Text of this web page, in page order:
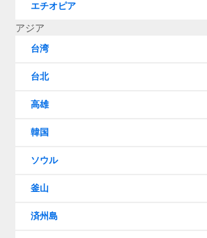
エチオピア
アジア
台湾
台北
高雄
韓国
ソウル
釜山
済州島